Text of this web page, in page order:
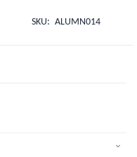
SKU ALUMN014